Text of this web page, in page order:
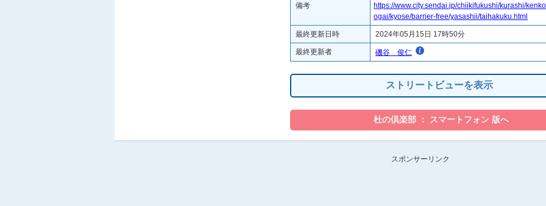
備考
https://www.city.sendai.jp/chiikifukushi/kurashi/
ogai/kyose/barrier-free/yasashii/taihakuku.html
最終更新日時 2024年05月15日 17時50分
最終更新者 磯谷 俊仁
ストリートビューを表示
スポンサーリンク